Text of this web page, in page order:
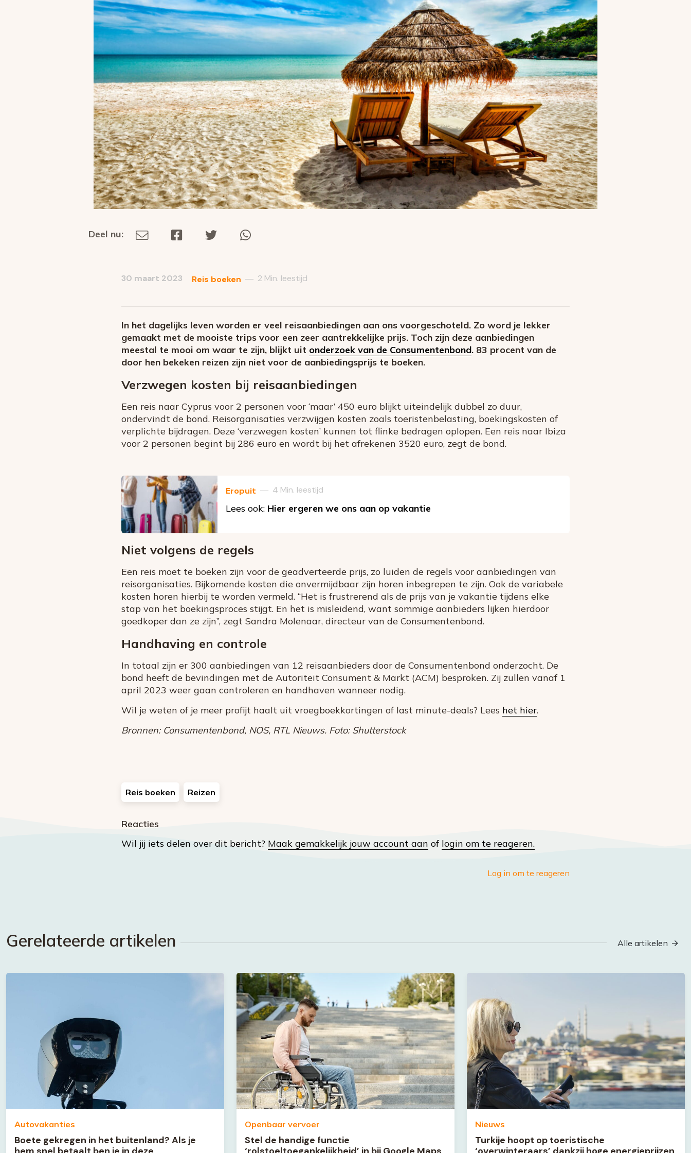
Deel
Deel nu:
mail
30 maart 2023 Reis boeken — 2 Min. leestijd
In het dagelijks leven worden er veel reisaanbiedingen aan ons voorgeschoteld. Zo word je lekker
gemaakt met de mooiste trips voor een zeer aantrekkelijke prijs. Toch zijn deze aanbiedingen
meestal te mooi om waar te zijn, blijkt uit onderzoek van de Consumentenbond. 83 procent van de
door hen bekeken reizen zijn niet voor de aanbiedingsprijs te boeken.
Verzwegen kosten bij reisaanbiedingen
Een reis naar Cyprus voor 2 personen voor ‘maar’ 450 euro blijkt uiteindelijk dubbel zo duur,
ondervindt de bond. Reisorganisaties verzwijgen kosten zoals toeristenbelasting, boekingskosten of
verplichte bijdragen. Deze ‘verzwegen kosten’ kunnen tot flinke bedragen oplopen. Een reis naar Ibiza
voor 2 personen begint bij 286 euro en wordt bij het afrekenen 3520 euro, zegt de bond.
Eropuit — 4 Min. leestijd
Lees ook: Hier ergeren we ons aan op vakantie
Niet volgens de regels
Een reis moet te boeken zijn voor de geadverteerde prijs, zo luiden de regels voor aanbiedingen van
reisorganisaties. Bijkomende kosten die onvermijdbaar zijn horen inbegrepen te zijn. Ook de variabele
kosten horen hierbij te worden vermeld. “Het is frustrerend als de prijs van je vakantie tijdens elke
stap van het boekingsproces stijgt. En het is misleidend, want sommige aanbieders lijken hierdoor
goedkoper dan ze zijn”, zegt Sandra Molenaar, directeur van de Consumentenbond.
Handhaving en controle
In totaal zijn er 300 aanbiedingen van 12 reisaanbieders door de Consumentenbond onderzocht. De
bond heeft de bevindingen met de Autoriteit Consument & Markt (ACM) besproken. Zij zullen vanaf 1
april 2023 weer gaan controleren en handhaven wanneer nodig.
Wil je weten of je meer profijt haalt uit vroegboekkortingen of last minute-deals? Lees het hier.
Bronnen: Consumentenbond, NOS, RTL Nieuws. Foto: Shutterstock
Reis boeken Reizen
Reacties
Wil jij iets delen over dit bericht? Maak gemakkelijk jouw account aan of login om te reageren.
Log in om te reageren
Gerelateerde artikelen Alle artikelen
Autovakanties
Boete gekregen in het buitenland? Als je
Openbaar vervoer
Stel de handige functie
Nieuws
Turkije hoopt op toeristische